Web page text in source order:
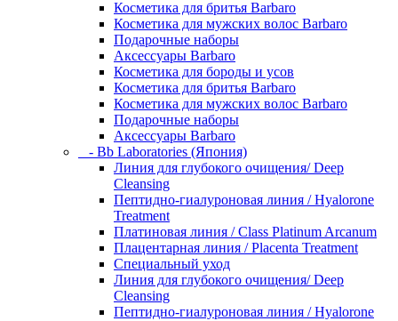
Косметика для бритья Barbaro
Косметика для мужских волос Barbaro
Подарочные наборы
Аксессуары Barbaro
Косметика для бороды и усов
Косметика для бритья Barbaro
Косметика для мужских волос Barbaro
Подарочные наборы
Аксессуары Barbaro
- Bb Laboratories (Япония)
Линия для глубокого очищения/ Deep
Cleansing
Пептидно-гиалуроновая линия / Hyalorone
Treatment
Платиновая линия / Class Platinum Arcanum
Плацентарная линия / Placenta Treatment
Специальный уход
Линия для глубокого очищения/ Deep
Cleansing
Пептидно-гиалуроновая линия / Hyalorone